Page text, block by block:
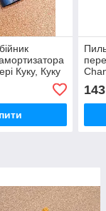
Куку, Куку
143